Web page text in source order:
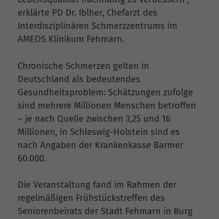
erklärte PD Dr. Iblher, Chefarzt des
Interdisziplinären Schmerzzentrums im
AMEOS Klinikum Fehmarn.
Chronische Schmerzen gelten in
Deutschland als bedeutendes
Gesundheitsproblem: Schätzungen zufolge
sind mehrere Millionen Menschen betroffen
– je nach Quelle zwischen 3,25 und 16
Millionen, in Schleswig-Holstein sind es
nach Angaben der Krankenkasse Barmer
60.000.
Die Veranstaltung fand im Rahmen der
regelmäßigen Frühstückstreffen des
Seniorenbeirats der Stadt Fehmarn in Burg